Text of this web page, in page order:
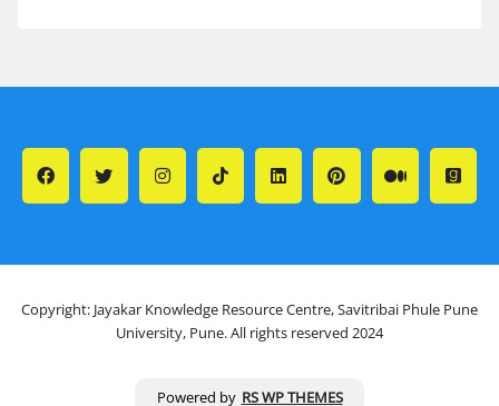
Copyright: Jayakar Knowledge Resource Centre, Savitribai Phule Pune
University, Pune. All rights reserved 2024
Powered by RS WP THEMES